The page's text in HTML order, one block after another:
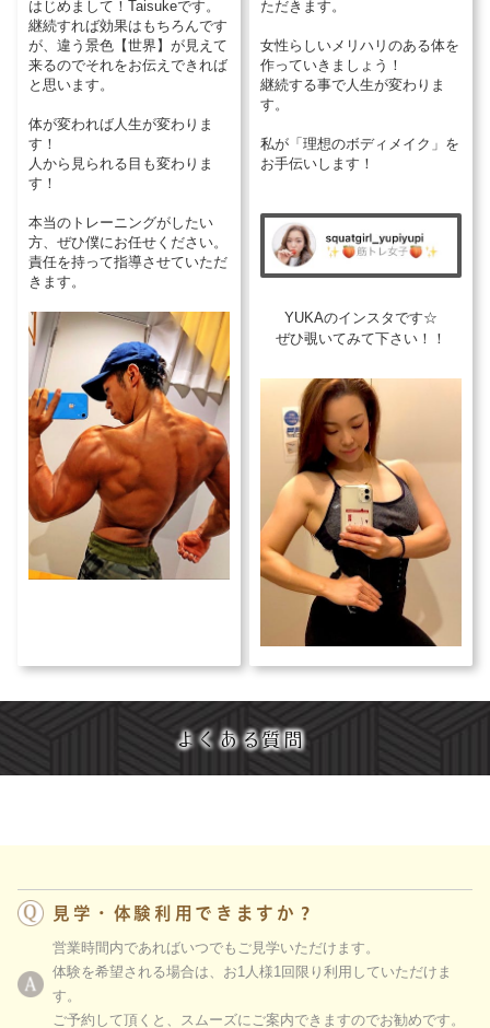
はじめまして！Taisukeです。
継続すれば効果はもちろんです
が、違う景色【世界】が見えて
来るのでそれをお伝えできれば
と思います。
体が変われば人生が変わりま
す！
人から見られる目も変わりま
す！
本当のトレーニングがしたい
方、ぜひ僕にお任せください。
責任を持って指導させていただ
きます。
ただきます。
女性らしいメリハリのある体を
作っていきましょう！
継続する事で人生が変わりま
す。
私が「理想のボディメイク」を
お手伝いします！
YUKAのインスタです☆
ぜひ覗いてみて下さい！！
よくある質問
見学・体験利用できますか？
営業時間内であればいつでもご見学いただけます。
体験を希望される場合は、お1人様1回限り利用していただけま
す。
ご予約して頂くと、スムーズにご案内できますのでお勧めです。